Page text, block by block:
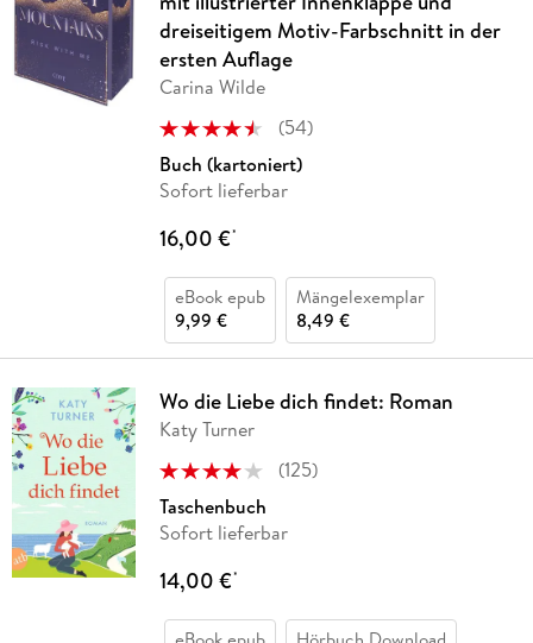
dreiseitigem Motiv-Farbschnitt in der
ersten Auflage
Carina Wilde
(54)
Buch (kartoniert)
Sofort lieferbar
16,00 €*
eBook epub
9,99 €
Mängelexemplar
8,49 €
Wo die Liebe dich findet: Roman
Katy Turner
(125)
Taschenbuch
Sofort lieferbar
14,00 €*